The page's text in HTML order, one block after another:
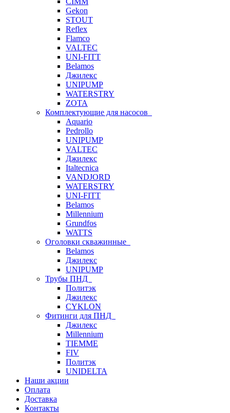
Gekon
STOUT
Reflex
Flamco
VALTEC
UNI-FITT
Belamos
Джилекс
UNIPUMP
WATERSTRY
ZOTA
Комплектующие для насосов
Aquario
Pedrollo
UNIPUMP
VALTEC
Джилекс
Italtecnica
VANDJORD
WATERSTRY
UNI-FITT
Belamos
Millennium
Grundfos
WATTS
Оголовки скважинные
Belamos
Джилекс
UNIPUMP
Трубы ПНД
Политэк
Джилекс
CYKLON
Фитинги для ПНД
Джилекс
Millennium
TIEMME
FIV
Политэк
UNIDELTA
Наши акции
Оплата
Доставка
Контакты